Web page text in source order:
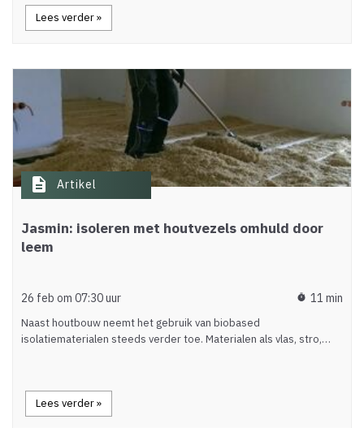
Lees verder »
description Artikel
Jasmin: isoleren met houtvezels omhuld door
leem
26 feb om 07:30 uur timer 11 min
Naast houtbouw neemt het gebruik van biobased
isolatiematerialen steeds verder toe. Materialen als vlas, stro,…
Lees verder »